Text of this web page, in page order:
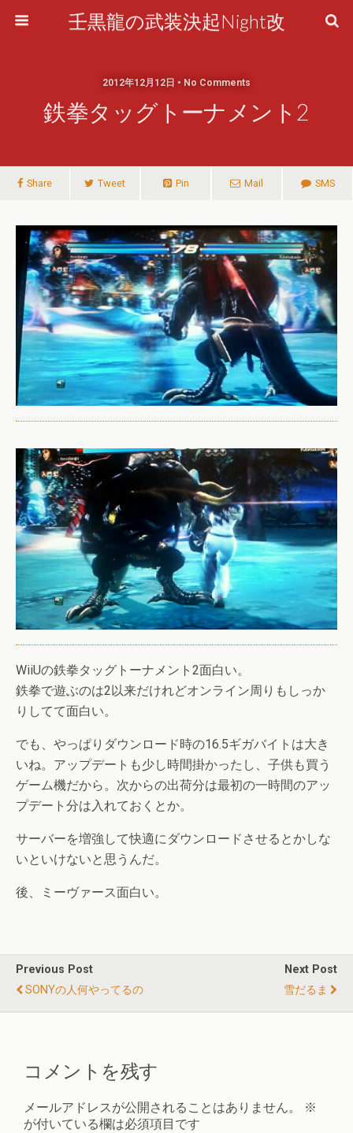
壬黒龍の武装決起Night改
2012年12月12日 • No Comments
鉄拳タッグトーナメント2
Share Tweet Pin Mail SMS
WiiUの鉄拳タッグトーナメント2面白い。
鉄拳で遊ぶのは2以来だけれどオンライン周りもしっか
りしてて面白い。
でも、やっぱりダウンロード時の16.5ギガバイトは大き
いね。アップデートも少し時間掛かったし、子供も買う
ゲーム機だから。次からの出荷分は最初の一時間のアッ
プデート分は入れておくとか。
サーバーを増強して快適にダウンロードさせるとかしな
いといけないと思うんだ。
後、ミーヴァース面白い。
Previous Post
SONYの人何やってるの
Next Post
雪だるま
コメントを残す
メールアドレスが公開されることはありません。
※
が付いている欄は必須項目です